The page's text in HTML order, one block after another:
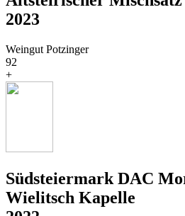
2023
Weingut Potzinger
92
+
Südsteiermark DAC
Wielitsch Kapelle